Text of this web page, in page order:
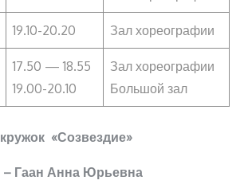
19.10-20.20 Зал хореографии
17.50 — 18.55
19.00-20.10
Зал хореографии
Большой зал
«Созвездие»
– Гаан Анна Юрьевна